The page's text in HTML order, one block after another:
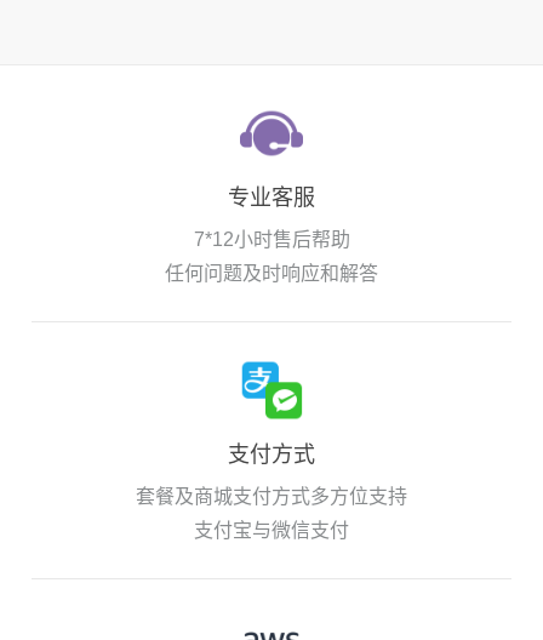
专业客服
7*12小时售后帮助
任何问题及时响应和解答
支付方式
套餐及商城支付方式多方位支持
支付宝与微信支付